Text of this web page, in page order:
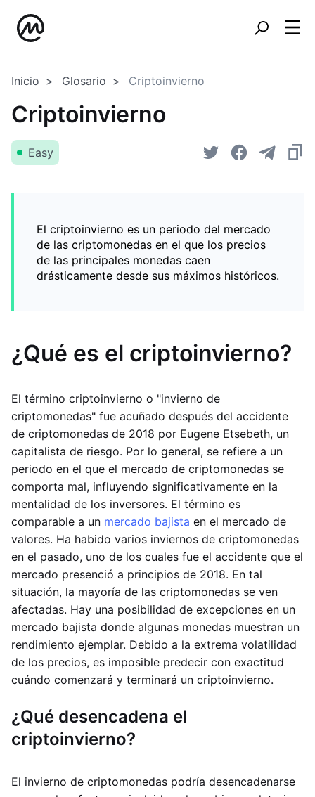
Inicio Glosario Criptoinvierno
Criptoinvierno
Easy
El criptoinvierno es un periodo del mercado
de las criptomonedas en el que los precios
de las principales monedas caen
drásticamente desde sus máximos históricos.
¿Qué es el criptoinvierno?
El término criptoinvierno o "invierno de
criptomonedas" fue acuñado después del accidente
de criptomonedas de 2018 por Eugene Etsebeth, un
capitalista de riesgo. Por lo general, se refiere a un
periodo en el que el mercado de criptomonedas se
comporta mal, influyendo significativamente en la
mentalidad de los inversores. El término es
comparable a un mercado bajista en el mercado de
valores. Ha habido varios inviernos de criptomonedas
en el pasado, uno de los cuales fue el accidente que el
mercado presenció a principios de 2018. En tal
situación, la mayoría de las criptomonedas se ven
afectadas. Hay una posibilidad de excepciones en un
mercado bajista donde algunas monedas muestran un
rendimiento ejemplar. Debido a la extrema volatilidad
de los precios, es imposible predecir con exactitud
cuándo comenzará y terminará un criptoinvierno.
¿Qué desencadena el
criptoinvierno?
El invierno de criptomonedas podría desencadenarse